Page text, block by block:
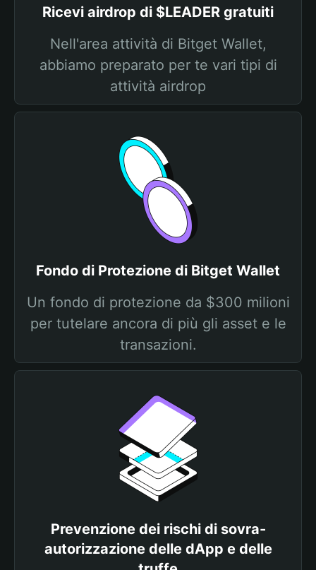
Ricevi airdrop di $LEADER gratuiti
Nell'area attività di Bitget Wallet,
abbiamo preparato per te vari tipi di
attività airdrop
Fondo di Protezione di Bitget Wallet
Un fondo di protezione da $300 milioni
per tutelare ancora di più gli asset e le
transazioni.
Prevenzione dei rischi di sovra-
autorizzazione delle dApp e delle